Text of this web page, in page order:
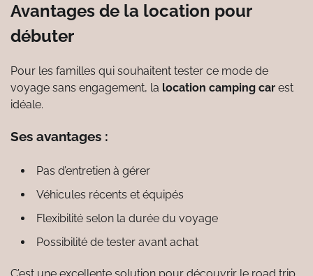
Avantages de la location pour
débuter
Pour les familles qui souhaitent tester ce mode de
voyage sans engagement, la location camping car est
idéale.
Ses avantages :
Pas d’entretien à gérer
Véhicules récents et équipés
Flexibilité selon la durée du voyage
Possibilité de tester avant achat
C’est une excellente solution pour découvrir le road trip